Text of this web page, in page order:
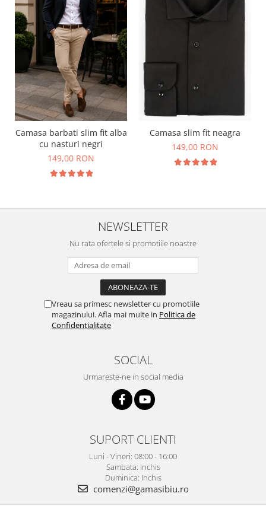
Camasa barbati slim fit alba
cu nasturi negri
149,00 RON
Camasa slim fit neagra
149,00 RON
NEWSLETTER
Nu rata ofertele si promotiile noastre
Vreau sa primesc newsletter cu promotiile
magazinului. Afla mai multe in Politica de
Confidentialitate
SOCIAL
Urmareste-ne in social media
SUPORT CLIENTI
Luni - Vineri: 08:00 - 16:00
Sambata: Inchis
Duminica: Inchis
comenzi@gamasibiu.ro